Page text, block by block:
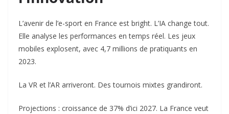
L’avenir de l’e-sport en France est bright. L’IA change tout.
Elle analyse les performances en temps réel. Les jeux
mobiles explosent, avec 4,7 millions de pratiquants en
2023.
La VR et l’AR arriveront. Des tournois mixtes grandiront.
Projections : croissance de 37% d’ici 2027. La France veut